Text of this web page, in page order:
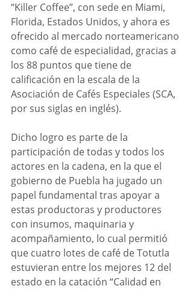
“Killer Coffee”, con sede en Miami,
Florida, Estados Unidos, y ahora es
ofrecido al mercado norteamericano
como café de especialidad, gracias a
los 88 puntos que tiene de
calificación en la escala de la
Asociación de Cafés Especiales (SCA,
por sus siglas en inglés).
Dicho logro es parte de la
participación de todas y todos los
actores en la cadena, en la que el
gobierno de Puebla ha jugado un
papel fundamental tras apoyar a
estas productoras y productores
con insumos, maquinaria y
acompañamiento, lo cual permitió
que cuatro lotes de café de Totutla
estuvieran entre los mejores 12 del
estado en la catación “Calidad en